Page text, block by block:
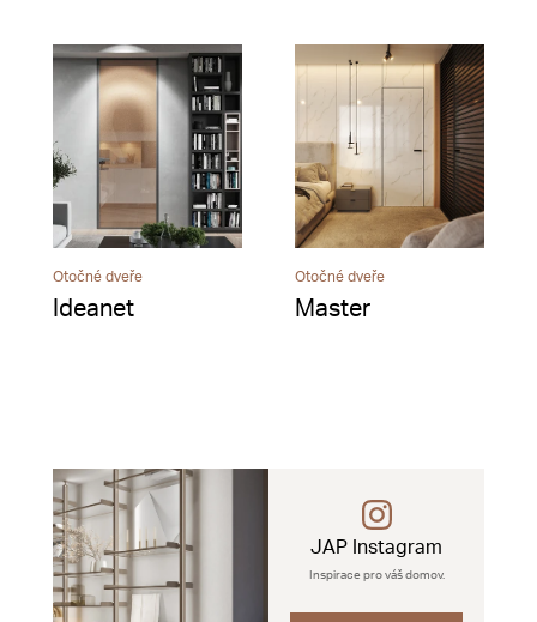
Otočné dveře
Ideanet
Otočné dveře
Master
JAP Instagram
Inspirace pro váš domov.